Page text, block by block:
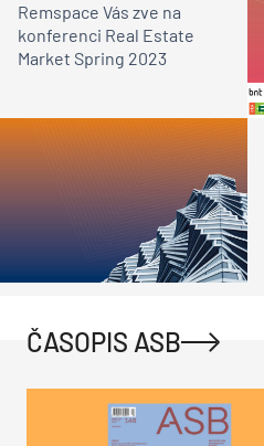
Remspace Vás zve na
konferenci Real Estate
Market Spring 2023
ČASOPIS ASB